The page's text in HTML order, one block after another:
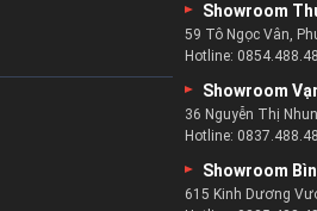
trong và ngoài nước.
vụ khách hàng tốt nhất.
bảo tạo thoải mái cho khách hàng.
Showroom
59 Tô Ngọc Vân,
Hotline:
Showroom
36 Nguyễn Thị
Hotline:
Showroom
615 Kinh Dương